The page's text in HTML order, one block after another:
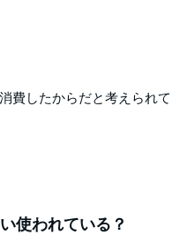
費したからだと考えられて
使われている？